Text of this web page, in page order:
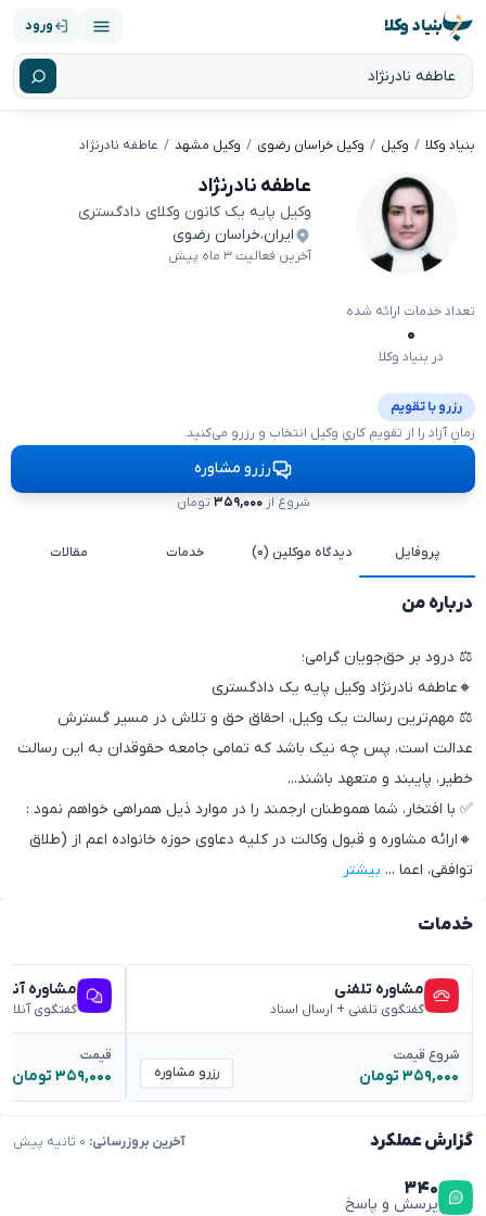
بنیاد وکلا ورود
بنیاد وکلا وکیل وکیل خراسان رضوی وکیل مشهد عاطفه نادرنژاد
عاطفه نادرنژاد
وکیل پایه یک کانون وکلای دادگستری
ایران،خراسان رضوی
آخرین فعالیت ۳ ماه پیش
تعداد خدمات ارائه شده
۰
در بنیاد وکلا
رزرو با تقویم
زمانِ آزاد را از تقویمِ کاریِ وکیل انتخاب و رزرو می‌کنید.
رزرو مشاوره
شروع از۳۵۹,۰۰۰ تومان
پروفایل دیدگاه موکلین (۰) خدمات مقالات
درباره من
⚖ درود بر حق‌جویان گرامی؛
🔸️عاطفه نادرنژاد وکیل پایه یک دادگستری
⚖ مهم‌ترین رسالت یک وکیل، احقاق حق و تلاش در مسیر گسترش
عدالت است، پس چه نیک باشد که تمامی جامعه حقوقدان به این رسالت
خطیر، پایبند و متعهد باشند...
✅ با افتخار، شما هموطنان ارجمند را در موارد ذیل همراهی خواهم نمود :
🔸️ارائه مشاوره و قبول وکالت در کلیه دعاوی حوزه خانواده اعم از (طلاق
توافقی، اعما ... بیشتر
گزارش عملکرد آخرین بروزرسانی:
۳۴۰
پرسش و پاسخ
خدمات
مشاوره تلفنی
گفتگوی تلفنی + ارسال اسناد
شروع قیمت
۳۵۹,۰۰۰ تومان رزرو مشاوره
مشاوره
گفتگوی
قیمت
۳۵۹,۰۰۰ تومان